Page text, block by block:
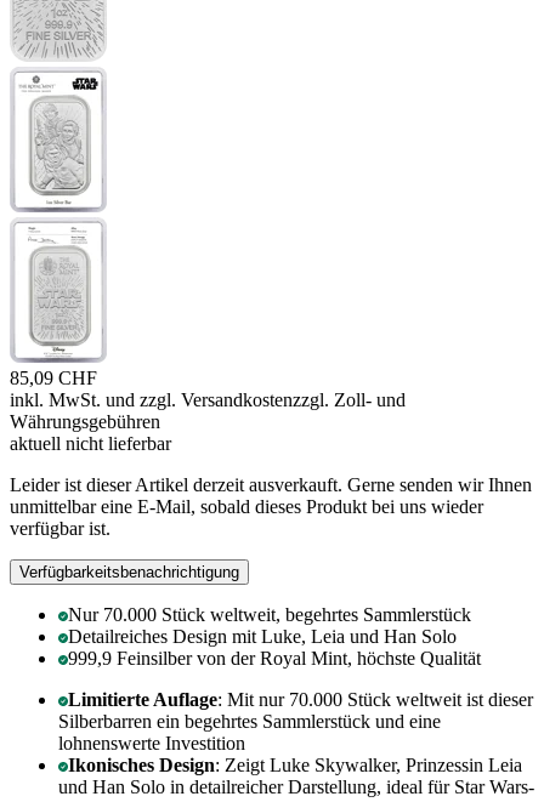
85,09 CHF
inkl. MwSt. und zzgl. Versandkostenzzgl. Zoll- und
Währungsgebühren
aktuell nicht lieferbar
Leider ist dieser Artikel derzeit ausverkauft. Gerne senden wir Ihnen
unmittelbar eine E-Mail, sobald dieses Produkt bei uns wieder
verfügbar ist.
Verfügbarkeitsbenachrichtigung
Nur 70.000 Stück weltweit, begehrtes Sammlerstück
Detailreiches Design mit Luke, Leia und Han Solo
999,9 Feinsilber von der Royal Mint, höchste Qualität
Limitierte Auflage: Mit nur 70.000 Stück weltweit ist dieser
Silberbarren ein begehrtes Sammlerstück und eine
lohnenswerte Investition
Ikonisches Design: Zeigt Luke Skywalker, Prinzessin Leia
und Han Solo in detailreicher Darstellung, ideal für Star Wars-